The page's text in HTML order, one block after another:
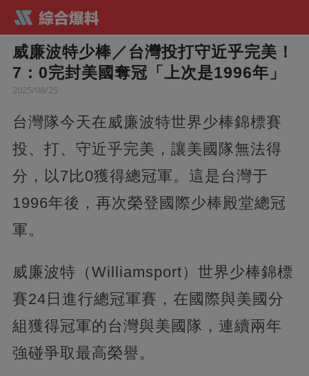
威廉波特少棒／台灣投打守近乎完美！
7：0完封美國奪冠「上次是1996年」
2025/08/25
台灣隊今天在威廉波特世界少棒錦標賽
投、打、守近乎完美，讓美國隊無法得
分，以7比0獲得總冠軍。這是台灣于
1996年後，再次榮登國際少棒殿堂總冠
軍。
威廉波特（Williamsport）世界少棒錦標
賽24日進行總冠軍賽，在國際與美國分
組獲得冠軍的台灣與美國隊，連續兩年
強碰爭取最高榮譽。